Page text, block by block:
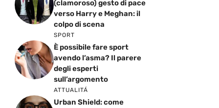
(clamoroso) gesto di pace
verso Harry e Meghan: il
colpo di scena
SPORT
È possibile fare sport
avendo l’asma? Il parere
degli esperti
sull’argomento
ATTUALITÁ
Urban Shield: come